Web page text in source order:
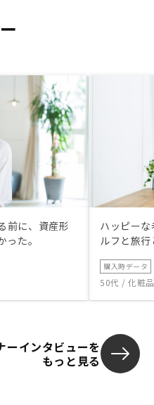
前に、資産形
た。
ハッピー
ルフと旅
購入時データ
50代 / 化粧
ーインタビューを
もっと見る